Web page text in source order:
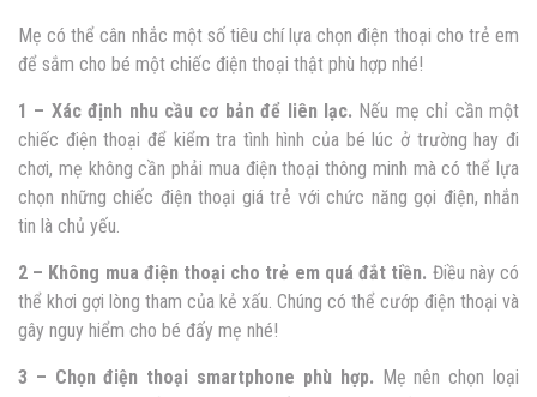
Mẹ có thể cân nhắc một số tiêu chí lựa chọn điện thoại cho trẻ em
để sắm cho bé một chiếc điện thoại thật phù hợp nhé!
1 – Xác định nhu cầu cơ bản để liên lạc. Nếu mẹ chỉ cần một
chiếc điện thoại để kiểm tra tình hình của bé lúc ở trường hay đi
chơi, mẹ không cần phải mua điện thoại thông minh mà có thể lựa
chọn những chiếc điện thoại giá trẻ với chức năng gọi điện, nhắn
tin là chủ yếu.
2 – Không mua điện thoại cho trẻ em quá đắt tiền. Điều này có
thể khơi gợi lòng tham của kẻ xấu. Chúng có thể cướp điện thoại và
gây nguy hiểm cho bé đấy mẹ nhé!
3 – Chọn điện thoại smartphone phù hợp. Mẹ nên chọn loại